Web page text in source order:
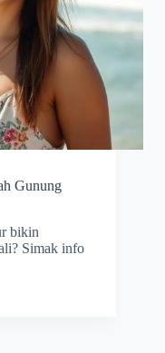
Gunung
bikin
Simak info